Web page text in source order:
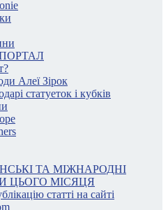
Алеї Зірок
статуеток і кубків
ТА МІЖНАРОДНІ
ЦЬОГО МІСЯЦЯ
статті на сайті